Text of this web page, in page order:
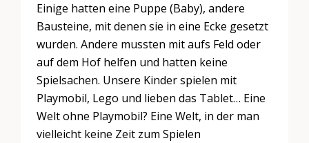
Einige hatten eine Puppe (Baby), andere
Bausteine, mit denen sie in eine Ecke gesetzt
wurden. Andere mussten mit aufs Feld oder
auf dem Hof helfen und hatten keine
Spielsachen. Unsere Kinder spielen mit
Playmobil, Lego und lieben das Tablet… Eine
Welt ohne Playmobil? Eine Welt, in der man
vielleicht keine Zeit zum Spielen